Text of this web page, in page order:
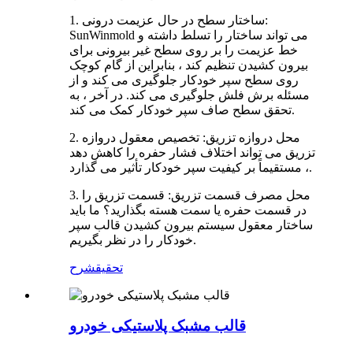
1. ساختار سطح در حال عزیمت درونی:
SunWinmold می تواند ساختار را تسلط داشته و
خط عزیمت را بر روی سطح غیر بیرونی برای
بیرون کشیدن تنظیم کند ، بنابراین از گام کوچک
روی سطح سپر خودکار جلوگیری می کند و از
مسئله برش فلش جلوگیری می کند. در آخر ، به
تحقق سطح صاف سپر خودکار کمک می کند.
2. محل دروازه تزریق: تخصیص معقول دروازه
تزریق می تواند اختلاف فشار حفره را کاهش دهد
، مستقیماً بر کیفیت سپر خودکار تأثیر می گذارد.
3. محل مصرف قسمت تزریق: قسمت تزریق را
در قسمت حفره یا سمت هسته بگذارید؟ ما باید
ساختار معقول سیستم بیرون کشیدن قالب سپر
خودکار را در نظر بگیریم.
تحقیقشرح
قالب مشبک پلاستیکی خودرو